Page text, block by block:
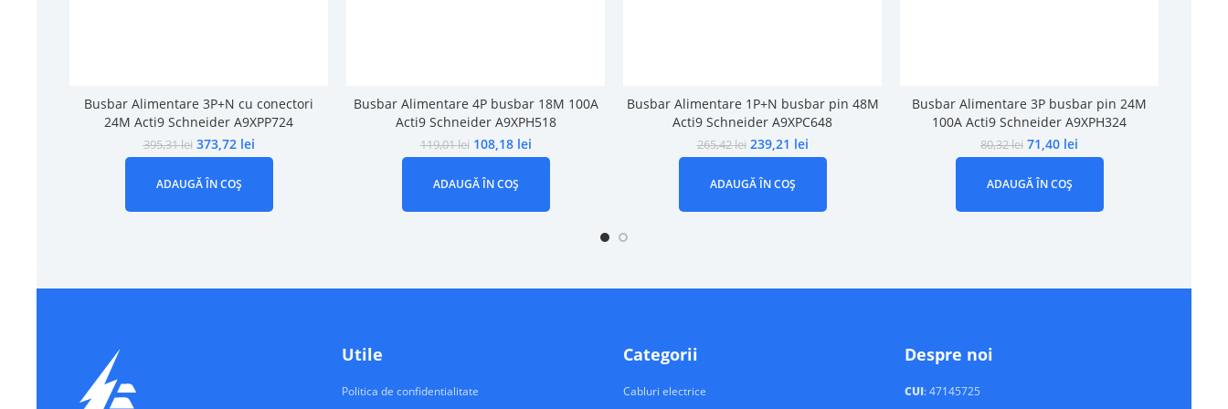
Busbar Alimentare 3P+N cu conectori
24M Acti9 Schneider A9XPP724
395,31lei 373,72 lei
ADAUGĂ ÎN COȘ
Busbar Alimentare 4P busbar 18M 100A
Acti9 Schneider A9XPH518
119,01lei 108,18 lei
ADAUGĂ ÎN COȘ
Busbar Alimentare 1P+N busbar pin 48M
Acti9 Schneider A9XPC648
265,42lei 239,21 lei
ADAUGĂ ÎN COȘ
Busbar Alimentare 3P busbar pin 24M
100A Acti9 Schneider A9XPH324
80,32lei 71,40 lei
ADAUGĂ ÎN COȘ
Utile
Politica de confidentialitate
Categorii
Cabluri electrice
Despre noi
CUI: 47145725